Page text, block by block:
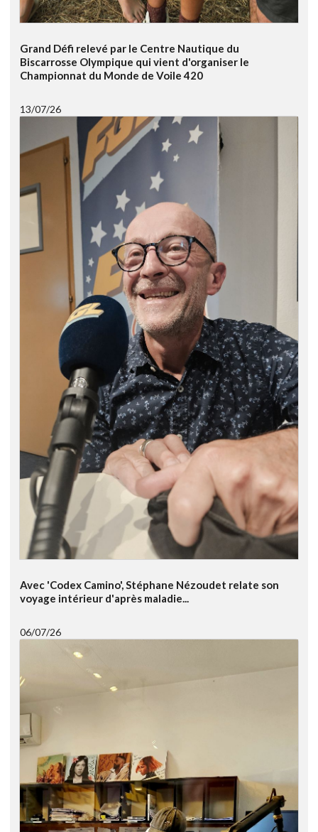
Grand Défi relevé par le Centre Nautique du
Biscarrosse Olympique qui vient d'organiser le
Championnat du Monde de Voile 420
13/07/26
Avec 'Codex Camino', Stéphane Nézoudet relate son
voyage intérieur d'après maladie...
06/07/26